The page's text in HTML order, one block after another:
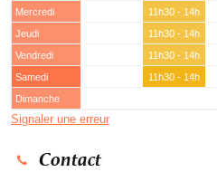
Mercredi
11h30 - 14h
Jeudi
11h30 - 14h
Vendredi
11h30 - 14h
Samedi
11h30 - 14h
Dimanche
Signaler une erreur
Contact